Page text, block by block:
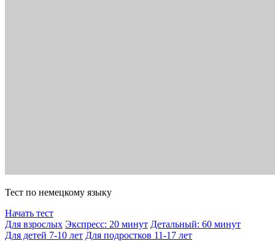
Тест по немецкому языку
Начать тест
Для взрослых Экспресс: 20 минут Детальный: 60 минут
Для детей 7-10 лет Для подростков 11-17 лет